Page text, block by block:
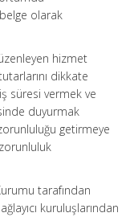
olarak
hizmet
dikkate
süresi vermek ve
duyurmak
getirmeye
tarafından
kuruluşlarından